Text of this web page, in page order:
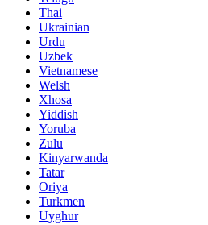
Thai
Ukrainian
Urdu
Uzbek
Vietnamese
Welsh
Xhosa
Yiddish
Yoruba
Zulu
Kinyarwanda
Tatar
Oriya
Turkmen
Uyghur